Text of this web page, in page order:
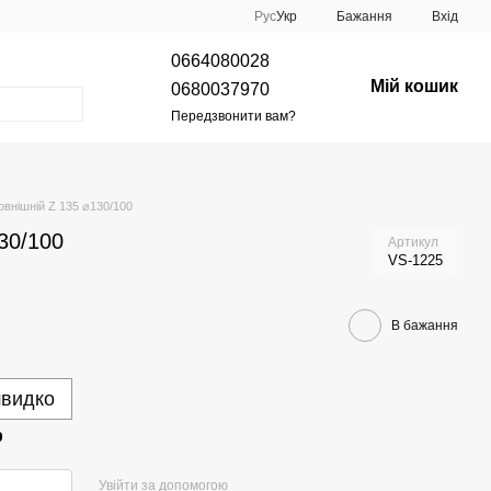
РусУкр Бажання Вхід
0664080028
0680037970
Передзвонити вам?
Мій кошик
Z 135 ⌀130/100
100 Артикул
VS-1225
В бажання
Увійти за допомогою